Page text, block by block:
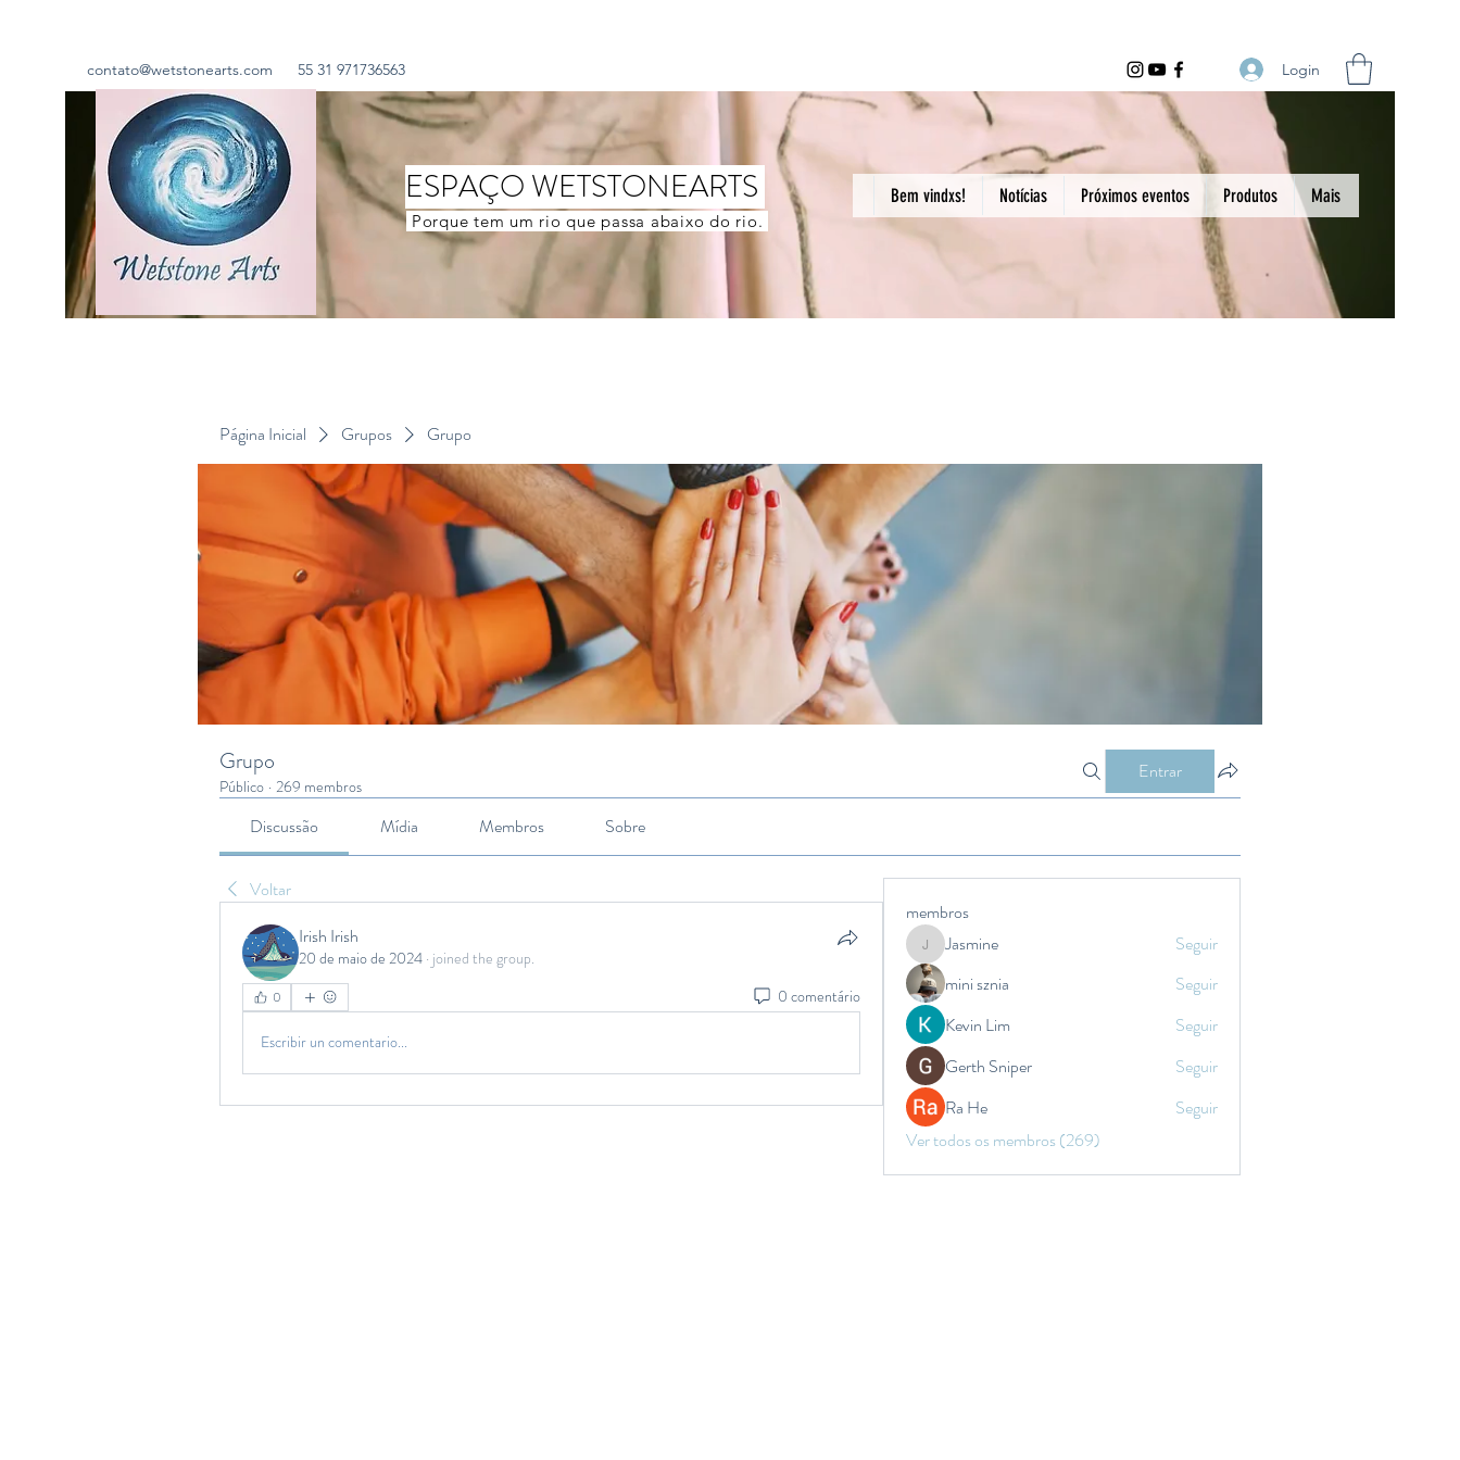
contato@wetstonearts.com 55 31 971736563 Login
ESPAÇO WETSTONEARTS
Porque tem um rio que passa abaixo do rio.
Bem vindxs! Notícias Próximos eventos Produtos Mais
Página Inicial Grupos Grupo
Grupo
Público · 269 membros
Entrar
Discussão Mídia Membros Sobre
Voltar
Irish Irish
20 de maio de 2024 · joined the group.
0 0 comentário
Escribir un comentario...
membros
JasmineJasmine
Seguir
mini sznia
Seguir
Kevin Lim
Seguir
Gerth Sniper
Seguir
Ra He
Seguir
Ver todos os membros (269)